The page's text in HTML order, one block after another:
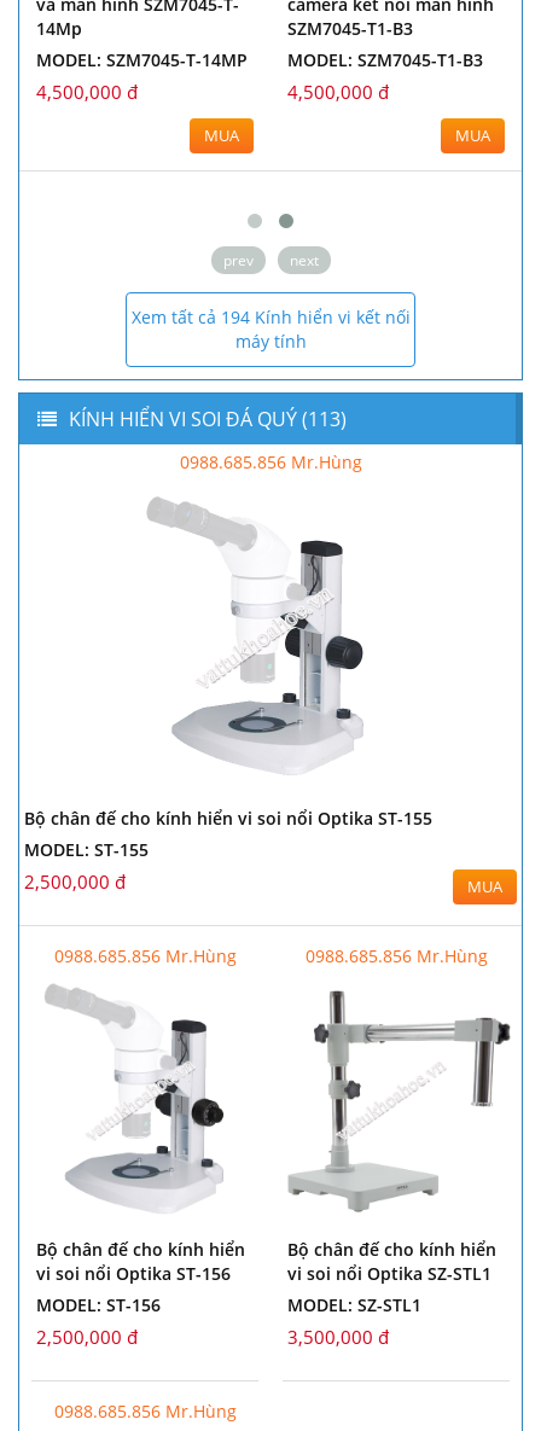
14Mp
MODEL: SZM7045-T-14MP
4,500,000 đ
MUA
SZM7045-T1-B3
MODEL: SZM7045-T1-B3
4,500,000 đ
MUA
prev next
Xem tất cả 194 Kính hiển vi kết nối
máy tính
KÍNH HIỂN VI SOI ĐÁ QUÝ (113)
0988.685.856 Mr.Hùng
Bộ chân đế cho kính hiển vi soi nổi Optika ST-155
MODEL: ST-155
2,500,000 đ MUA
0988.685.856 Mr.Hùng
Bộ chân đế cho kính hiển
vi soi nổi Optika ST-156
MODEL: ST-156
2,500,000 đ
0988.685.856 Mr.Hùng
Bộ chân đế cho kính hiển
vi soi nổi Optika SZ-STL1
MODEL: SZ-STL1
3,500,000 đ
0988.685.856 Mr.Hùng